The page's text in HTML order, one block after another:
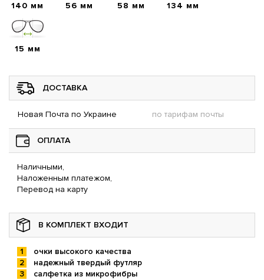
140 мм 56 мм 58 мм 134 мм
15 мм
ДОСТАВКА
Новая Почта по Украине по тарифам почты
ОПЛАТА
Наличными,
Наложенным платежом,
Перевод на карту
В КОМПЛЕКТ ВХОДИТ
очки высокого качества
надежный твердый футляр
салфетка из микрофибры